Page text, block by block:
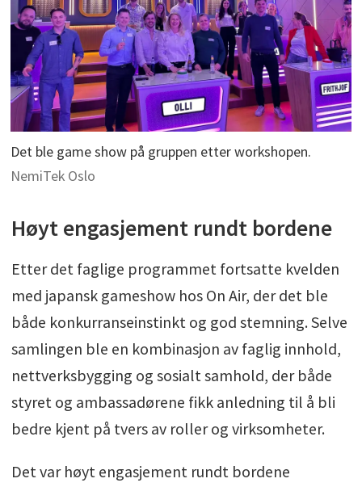
Det ble game show på gruppen etter workshopen.
NemiTek Oslo
Høyt engasjement rundt bordene
Etter det faglige programmet fortsatte kvelden
med japansk gameshow hos On Air, der det ble
både konkurranseinstinkt og god stemning. Selve
samlingen ble en kombinasjon av faglig innhold,
nettverksbygging og sosialt samhold, der både
styret og ambassadørene fikk anledning til å bli
bedre kjent på tvers av roller og virksomheter.
Det var høyt engasjement rundt bordene